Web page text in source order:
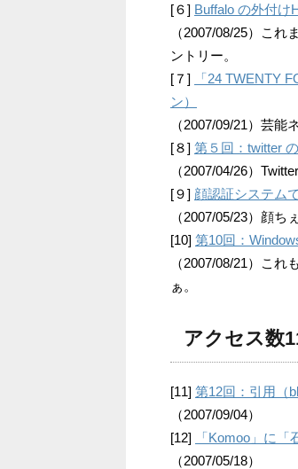
[６] Buffalo の外付け
（2007/08/25）こ
ントリー。
[７]
「24 TWENTY
ン）
（2007/09/21）芸
[８] 第５回：twitter
（2007/04/26）
[９] 顔認証システム
（2007/05/23）顔ち
[10] 第10回：
（2007/08/21）こ
ぁ。
アクセス数
[11] 第12回：引用（
（2007/09/04）
[12]
「Komoo」に
（2007/05/18）